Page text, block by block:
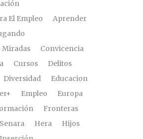
El Empleo
Aprender
Miradas
Convicencia
Cursos
Delitos
Diversidad
Educacion
Empleo
Europa
Fronteras
Hera
Hijos